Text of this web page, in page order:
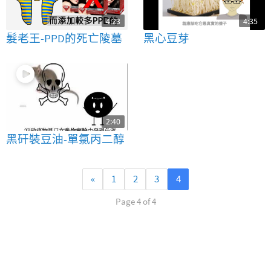
4:23
髮老王-PPD的死亡陵墓
4:35
黑心豆芽
2:40
黑矸裝豆油-單氯丙二醇
« 1 2 3 4
Page 4 of 4